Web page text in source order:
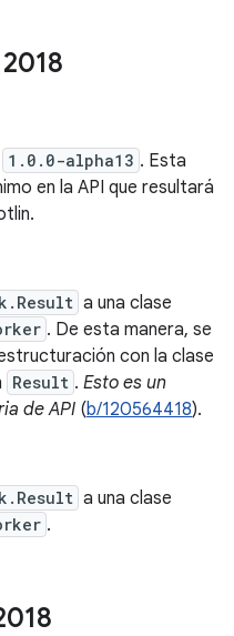
1.0.0-alpha13 . Esta
en la API que resultará
a una clase
. De esta manera, se
con la clase
Result . Esto es un
de API (b/120564418).
a una clase
.